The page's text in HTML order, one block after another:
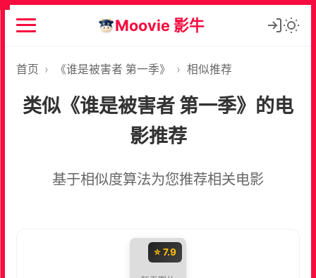
Moovie 影牛
首页 › 《谁是被害者 第一季》 › 相似推荐
类似《谁是被害者 第一季》的电
影推荐
基于相似度算法为您推荐相关电影
⭐ 7.9